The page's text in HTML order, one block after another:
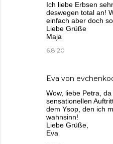
Ich liebe Erbsen
deswegen total an!
einfach aber doch
Liebe Grüße
Maja
6.8.20
Eva von
Wow, liebe Petra,
sensationellen
dem Ysop, den ich
wahnsinn!
Liebe Grüße,
Eva